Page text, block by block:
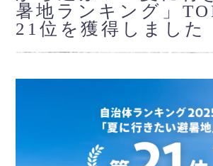
暑地ランキング」
21位を獲得しました